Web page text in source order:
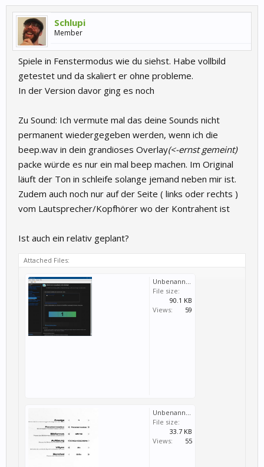
Schlupi
Member
Spiele in Fenstermodus wie du siehst. Habe vollbild
getestet und da skaliert er ohne probleme.
In der Version davor ging es noch
Zu Sound: Ich vermute mal das deine Sounds nicht
permanent wiedergegeben werden, wenn ich die
beep.wav in dein grandioses Overlay(<-ernst gemeint)
packe würde es nur ein mal beep machen. Im Original
läuft der Ton in schleife solange jemand neben mir ist.
Zudem auch noch nur auf der Seite ( links oder rechts )
vom Lautsprecher/Kopfhörer wo der Kontrahent ist
Ist auch ein relativ geplant?
Attached Files:
Unbenannt-1.JPG
File size:
90.1 KB
Views:
59
Unbenannt.JPG
File size:
33.7 KB
Views:
55